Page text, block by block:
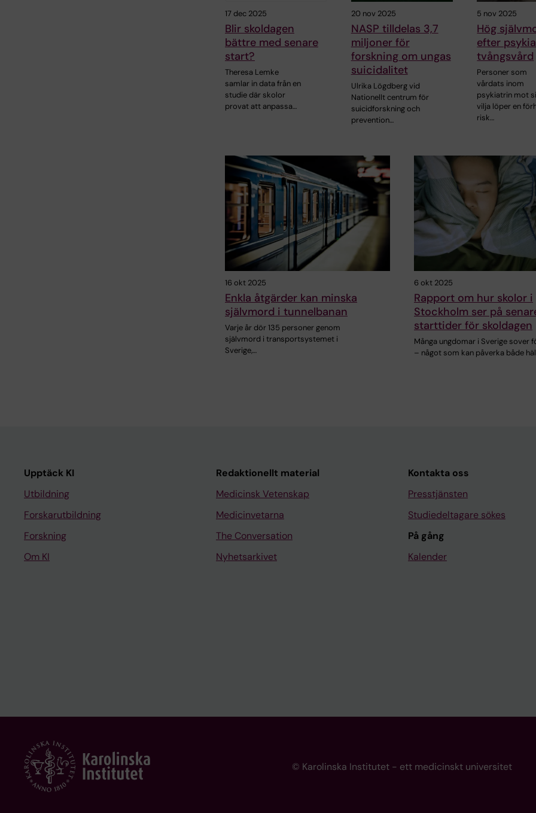
17 dec 2025
Blir skoldagen
bättre med senare
start?
Theresa Lemke
samlar in data från en
studie där skolor
provat att anpassa…
20 nov 2025
NASP tilldelas 3,7
miljoner för
forskning om ungas
suicidalitet
Ulrika Lögdberg vid
Nationellt centrum för
suicidforskning och
prevention…
5 nov 2025
Hög
efter
tvångsvård
Personer som
vårdats inom
psykiatrin mot
vilja löper en
risk…
16 okt 2025
Enkla åtgärder kan minska
självmord i tunnelbanan
Varje år dör 135 personer genom
självmord i transportsystemet i
Sverige,…
6 okt 2025
Rapport om hur skolor i
Stockholm ser på
starttider för skoldagen
Många ungdomar i Sverige sover
– något som kan påverka både
Upptäck KI
Utbildning
Forskarutbildning
Forskning
Om KI
Redaktionellt material
Medicinsk Vetenskap
Medicinvetarna
The Conversation
Nyhetsarkivet
Kontakta oss
Presstjänsten
Studiedeltagare sökes
På gång
Kalender
© Karolinska Institutet - ett medicinskt universitet